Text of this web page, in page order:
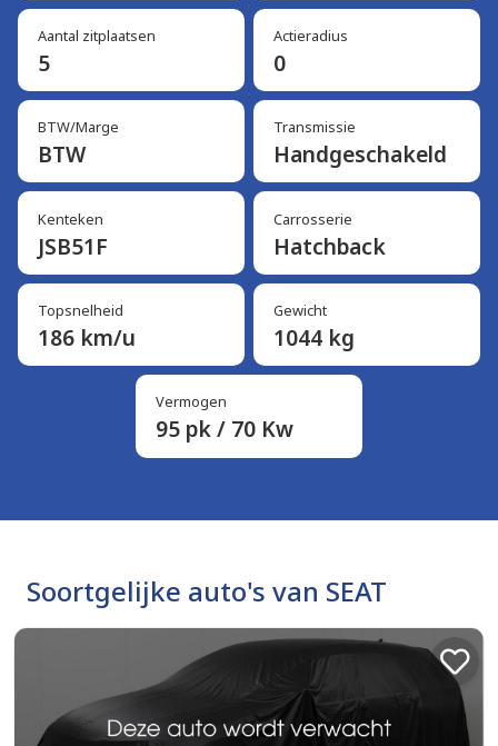
Aantal zitplaatsen
5
Actieradius
0
BTW/Marge
BTW
Transmissie
Handgeschakeld
Kenteken
JSB51F
Carrosserie
Hatchback
Topsnelheid
186 km/u
Gewicht
1044 kg
Vermogen
95 pk / 70 Kw
Soortgelijke auto's van SEAT